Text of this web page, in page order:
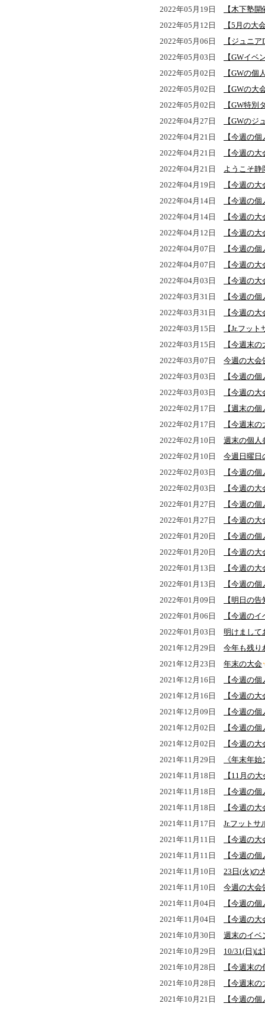
2022年05月19日
【木下塾
2022年05月12日
【5月の大
2022年05月06日
【ジュニ
2022年05月03日
【GWイベ
2022年05月02日
【GWの個
2022年05月02日
【GWの大
2022年05月02日
【GW特別
2022年04月27日
【GWのジ
2022年04月21日
【今週の
2022年04月21日
【今週の
2022年04月21日
ようこそ静
2022年04月19日
【今週の
2022年04月14日
【今週の
2022年04月14日
【今週の
2022年04月12日
【今週の
2022年04月07日
【今週の
2022年04月07日
【今週の
2022年04月03日
【今週の
2022年03月31日
【今週の
2022年03月31日
【今週の
2022年03月15日
【Jr.フッ
2022年03月15日
【今週末
2022年03月07日 今週の大会
2022年03月03日
【今週の
2022年03月03日
【今週の
2022年02月17日
【週末の
2022年02月17日
【今週末
2022年02月10日 週末の個人
2022年02月10日 今週日曜日
2022年02月03日
【今週の
2022年02月03日
【今週の
2022年01月27日
【今週の
2022年01月27日
【今週の大
2022年01月20日
【今週の
2022年01月20日
【今週の
2022年01月13日
【今週の
2022年01月13日
【今週の
2022年01月09日
【明日の
2022年01月06日
【今週の
2022年01月03日 明けまして
2021年12月29日 今年も残り
2021年12月23日 年末の大会
2021年12月16日
【今週の
2021年12月16日
【今週の
2021年12月09日
【今週の
2021年12月02日
【今週の
2021年12月02日
【今週の
2021年11月29日
《年末年
2021年11月18日
【11月の
2021年11月18日
【今週の
2021年11月18日
【今週の
2021年11月17日 Jr.フットサ
2021年11月11日
【今週の
2021年11月11日
【今週の
2021年11月10日 23日(火)の
2021年11月10日 今週の大会
2021年11月04日
【今週の
2021年11月04日
【今週の
2021年10月30日 週末のイベ
2021年10月29日 10/31(日)
2021年10月28日
【今週末
2021年10月28日
【今週末
2021年10月21日
【今週の